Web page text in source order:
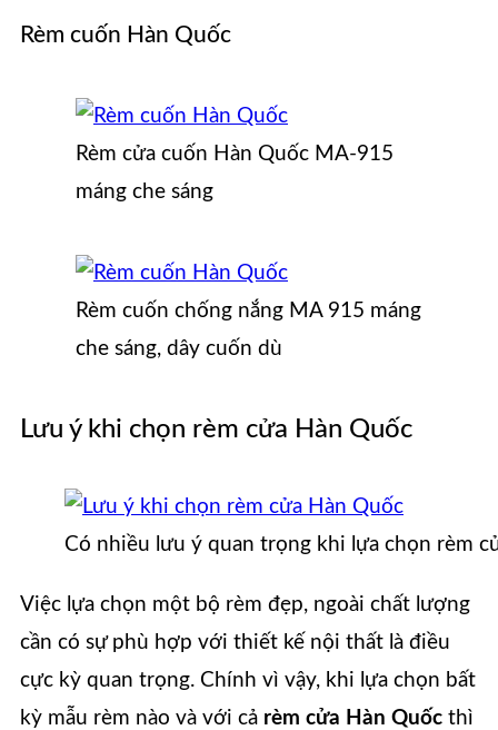
Rèm cuốn Hàn Quốc
Rèm cửa cuốn Hàn Quốc MA-915
máng che sáng
Rèm cuốn chống nắng MA 915 máng
che sáng, dây cuốn dù
Lưu ý khi chọn rèm cửa Hàn Quốc
Có nhiều lưu ý quan trọng khi lựa chọn rèm
Việc lựa chọn một bộ rèm đẹp, ngoài chất lượng
cần có sự phù hợp với thiết kế nội thất là điều
cực kỳ quan trọng. Chính vì vậy, khi lựa chọn bất
kỳ mẫu rèm nào và với cả rèm cửa Hàn Quốc thì